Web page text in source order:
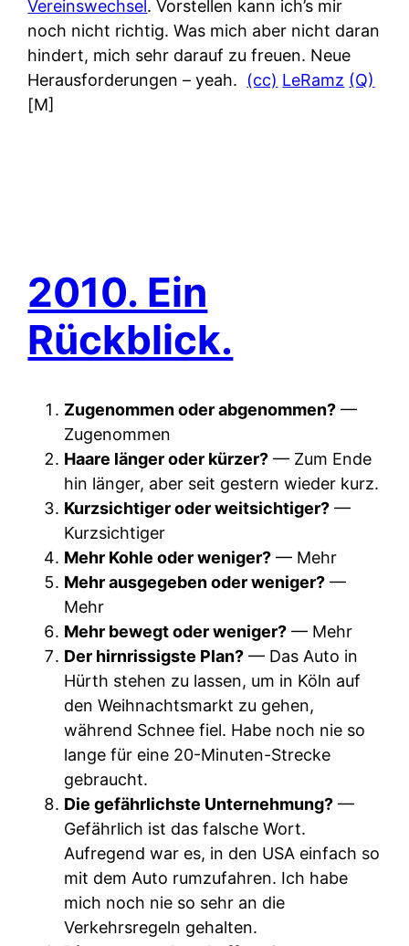
Vereinswechsel. Vorstellen kann ich’s mir
noch nicht richtig. Was mich aber nicht daran
hindert, mich sehr darauf zu freuen. Neue
Herausforderungen – yeah.
(cc) LeRamz (Q)
[M]
2010. Ein
Rückblick.
Zugenommen oder abgenommen? —
Zugenommen
Haare länger oder kürzer? — Zum Ende
hin länger, aber seit gestern wieder kurz.
Kurzsichtiger oder weitsichtiger? —
Kurzsichtiger
Mehr Kohle oder weniger? — Mehr
Mehr ausgegeben oder weniger? —
Mehr
Mehr bewegt oder weniger? — Mehr
Der hirnrissigste Plan? — Das Auto in
Hürth stehen zu lassen, um in Köln auf
den Weihnachtsmarkt zu gehen,
während Schnee fiel. Habe noch nie so
lange für eine 20-Minuten-Strecke
gebraucht.
Die gefährlichste Unternehmung? —
Gefährlich ist das falsche Wort.
Aufregend war es, in den USA einfach so
mit dem Auto rumzufahren. Ich habe
mich noch nie so sehr an die
Verkehrsregeln gehalten.